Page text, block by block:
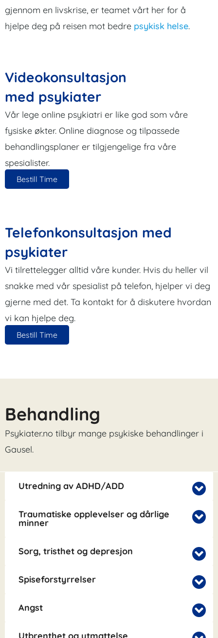
gjennom en livskrise, er teamet vårt her for å
hjelpe deg på reisen mot bedre psykisk helse.
Videokonsultasjon
med psykiater
Vår lege online psykiatri er like god som våre
fysiske økter. Online diagnose og tilpassede
behandlingsplaner er tilgjengelige fra våre
spesialister.
Bestill Time
Telefonkonsultasjon med
psykiater
Vi tilrettelegger alltid våre kunder. Hvis du heller vil
snakke med vår spesialist på telefon, hjelper vi deg
gjerne med det. Ta kontakt for å diskutere hvordan
vi kan hjelpe deg.
Bestill Time
Behandling
Psykiater.no tilbyr mange psykiske behandlinger i
Gausel.
Utredning av ADHD/ADD
Traumatiske opplevelser og dårlige
minner
Sorg, tristhet og depresjon
Spiseforstyrrelser
Angst